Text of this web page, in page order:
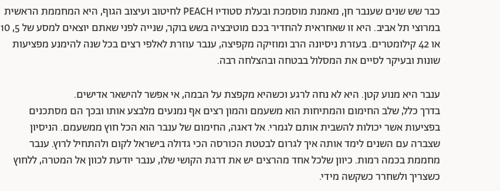
כבר שש שנים שענבר חן, מאמנת מוסמכת ובעלת סטודיו PEACH לחיטוב ועיצוב הגוף, היא המחממת הראשית
במרוצי תל אביב. היא זו שאחראית להחדיר בכם מוטיבציה בשש בוקר, שנייה לפני שאתם יוצאים למסע של 5, 10
או 42 קילומטרים. בעזרת ניסיונה הרב ומוזיקה מקפיצה, ענבר עוזרת לאלפי רצים בכל שנה להימנע מפציעות
שונות ובעיקר לסיים את המסלול בבטחה ובהצלחה רבה.
ענבר היא מנוע קטן. היא לא נחה לרגע וכשהיא מקפצת על הבמה, אי אפשר להישאר אדישים.
בדרך כלל, שלב החימום והמתיחות הוא משעמם והמון רצים אף נמנעים מלבצע אותו ובכך הם מסתכנים
בפציעות אשר יכולות להשבית אותם לגמרי. אל דאגה, החימום של ענבר הוא הכל חוץ ממשעמם. הניסיון
שצברה עם השנים לימד אותה איך לגרום לבטטת הכורסה הכי גדולה בישראל לקום ולהתחיל לרוץ. ענבר
מחממת בכמה רמות. כיוון שלכל אחד מהרצים יש את דרגת הקושי שלו, ענבר יודעת לכוון אל המטרה, ללחוץ
כשצריך ולשחרר כשקשה מידי.